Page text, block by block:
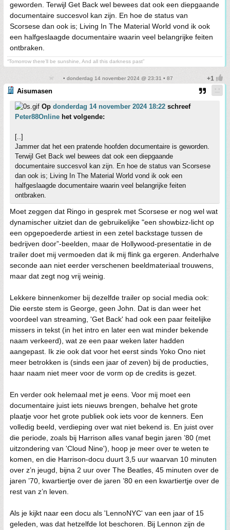
geworden. Terwijl Get Back wel bewees dat ook een diepgaande
documentaire succesvol kan zijn. En hoe de status van
Scorsese dan ook is; Living In The Material World vond ik ook
een halfgeslaagde documentaire waarin veel belangrijke feiten
ontbraken.
“Tomorrow there’ll be sunshine, And all this darkness past”
• donderdag 14 november 2024 @ 23:31 • 87
Aisumasen
Op donderdag 14 november 2024 18:22 schreef
Peter88Online het volgende:
[..]
Jammer dat het een pratende hoofden documentaire is geworden.
Terwijl Get Back wel bewees dat ook een diepgaande
documentaire succesvol kan zijn. En hoe de status van Scorsese
dan ook is; Living In The Material World vond ik ook een
halfgeslaagde documentaire waarin veel belangrijke feiten
ontbraken.
Moet zeggen dat Ringo in gesprek met Scorsese er nog wel wat
dynamischer uitziet dan de gebruikelijke "een showbizz-licht op
een opgepoederde artiest in een zetel backstage tussen de
bedrijven door”-beelden, maar de Hollywood-presentatie in de
trailer doet mij vermoeden dat ik mij flink ga ergeren. Anderhalve
seconde aan niet eerder verschenen beeldmateriaal trouwens,
maar dat zegt nog vrij weinig.
Lekkere binnenkomer bij dezelfde trailer op social media ook:
Die eerste stem is George, geen John. Dat is dan weer het
voordeel van streaming, 'Get Back' had ook een paar feitelijke
missers in tekst (in het intro en later een wat minder bekende
naam verkeerd), wat ze een paar weken later hadden
aangepast. Ik zie ook dat voor het eerst sinds Yoko Ono niet
meer betrokken is (sinds een jaar of zeven) bij de producties,
haar naam niet meer voor de vorm op de credits is gezet.
En verder ook helemaal met je eens. Voor mij moet een
documentaire juist iets nieuws brengen, behalve het grote
plaatje voor het grote publiek ook iets voor de kenners. Een
volledig beeld, verdieping over wat niet bekend is. En juist over
die periode, zoals bij Harrison alles vanaf begin jaren ’80 (met
uitzondering van 'Cloud Nine'), hoop je meer over te weten te
komen, en die Harrison-docu duurt 3,5 uur waarvan 10 minuten
over z’n jeugd, bijna 2 uur over The Beatles, 45 minuten over de
jaren ’70, kwartiertje over de jaren ’80 en een kwartiertje over de
rest van z’n leven.
Als je kijkt naar een docu als 'LennoNYC' van een jaar of 15
geleden, was dat hetzelfde lot beschoren. Bij Lennon zijn de